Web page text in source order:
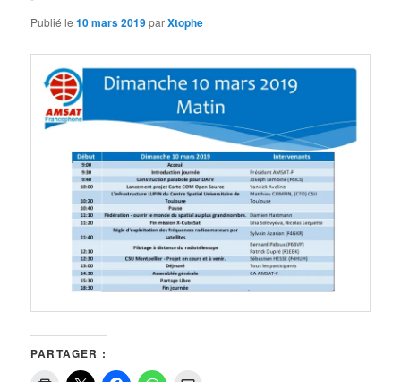
Publié le10 mars 2019parXtophe
PARTAGER :